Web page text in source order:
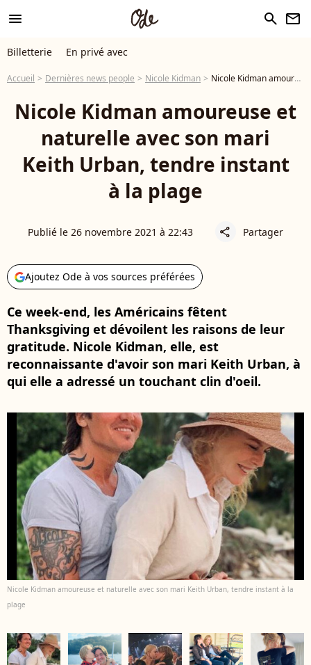
menu search newsletter
Billetterie En privé avec
Accueil Dernières news people Nicole Kidman Nicole Kidman amoureuse et naturelle avec son mari Keith Urban, tendre instant à la plage
Nicole Kidman amoureuse et
naturelle avec son mari
Keith Urban, tendre instant
à la plage
Publié le 26 novembre 2021 à 22:43 share Partager
Ajoutez Ode à vos sources préférées
Ce week-end, les Américains fêtent
Thanksgiving et dévoilent les raisons de leur
gratitude. Nicole Kidman, elle, est
reconnaissante d'avoir son mari Keith Urban, à
qui elle a adressé un touchant clin d'oeil.
Nicole Kidman amoureuse et naturelle avec son mari Keith Urban, tendre instant à la
plage